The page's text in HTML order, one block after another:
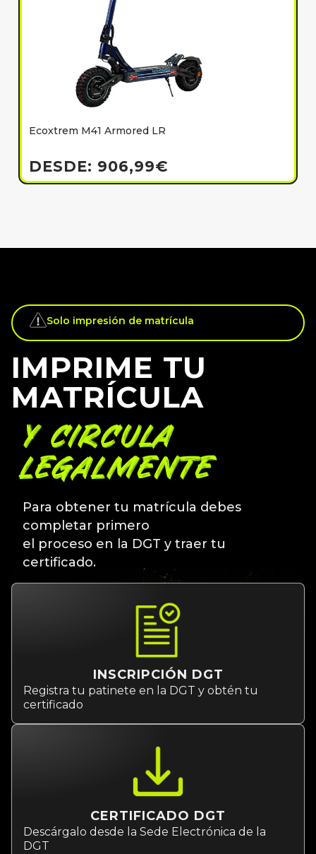
Ecoxtrem M41 Armored LR
DESDE: 906,99€
Solo impresión de matrícula
IMPRIME TU
MATRÍCULA
Y CIRCULA
LEGALMENTE
Para obtener tu matrícula debes
completar primero
el proceso en la DGT y traer tu
certificado.
INSCRIPCIÓN DGT
Registra tu patinete en la DGT y obtén tu
certificado
CERTIFICADO DGT
Descárgalo desde la Sede Electrónica de la
DGT